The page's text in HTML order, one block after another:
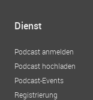
Dienst
Podcast anmelden
Podcast hochladen
Podcast-Events
Registrierung